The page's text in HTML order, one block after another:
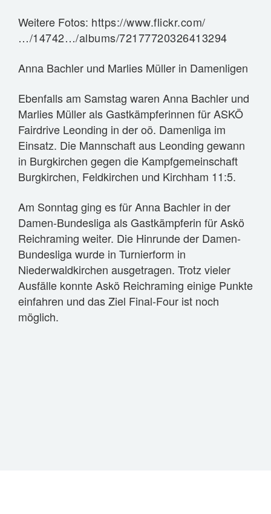
Weitere Fotos: https://www.flickr.com/
…/14742…/albums/72177720326413294
Anna Bachler und Marlies Müller in Damenligen
Ebenfalls am Samstag waren Anna Bachler und
Marlies Müller als Gastkämpferinnen für ASKÖ
Fairdrive Leonding in der oö. Damenliga im
Einsatz. Die Mannschaft aus Leonding gewann
in Burgkirchen gegen die Kampfgemeinschaft
Burgkirchen, Feldkirchen und Kirchham 11:5.
Am Sonntag ging es für Anna Bachler in der
Damen-Bundesliga als Gastkämpferin für Askö
Reichraming weiter. Die Hinrunde der Damen-
Bundesliga wurde in Turnierform in
Niederwaldkirchen ausgetragen. Trotz vieler
Ausfälle konnte Askö Reichraming einige Punkte
einfahren und das Ziel Final-Four ist noch
möglich.